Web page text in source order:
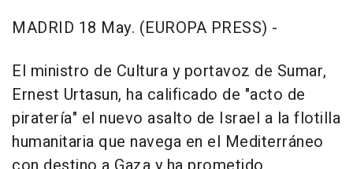
MADRID 18 May. (EUROPA PRESS) -
El ministro de Cultura y portavoz de Sumar,
Ernest Urtasun, ha calificado de "acto de
piratería" el nuevo asalto de Israel a la flotilla
humanitaria que navega en el Mediterráneo